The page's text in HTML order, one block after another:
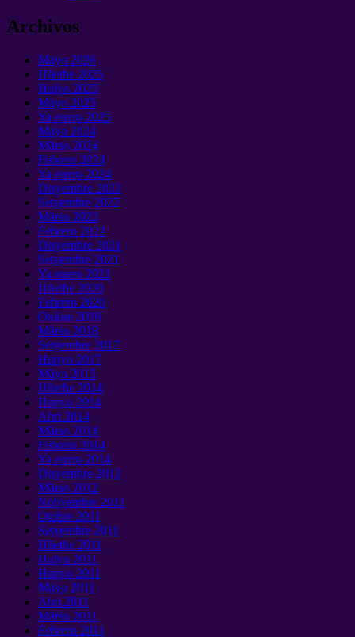
Archivos
Mäyo 2026
Hñethe 2025
Hulyo 2025
Mäyo 2025
Ya enero 2025
Mäyo 2024
Märso 2024
Febrero 2024
Ya enero 2024
Disyembre 2022
Setyembre 2022
Märso 2022
Febrero 2022
Disyembre 2021
Setyembre 2021
Ya enero 2021
Hñethe 2020
Febrero 2020
Otubre 2019
Märso 2018
Setyembre 2017
Hunyo 2017
Mäyo 2015
Hñethe 2014
Hunyo 2014
Abri 2014
Märso 2014
Febrero 2014
Ya enero 2014
Disyembre 2012
Märso 2012
Nobyembre 2011
Otubre 2011
Setyembre 2011
Hñethe 2011
Hulyo 2011
Hunyo 2011
Mäyo 2011
Abri 2011
Märso 2011
Febrero 2011